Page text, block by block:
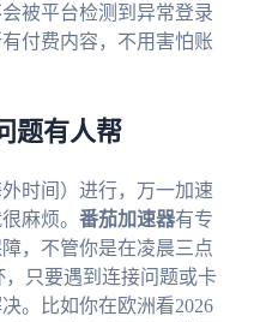
被平台检测到异常登录
付费内容，不用害怕账
题有人帮
时间）进行，万一加速
麻烦。 番茄加速器有专
，不管你是在凌晨三点
只要遇到连接问题或卡
。比如你在欧洲看2026